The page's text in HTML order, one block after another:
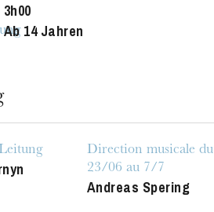
3h00
Ab 14 Jahren
Direction musicale du
23/06 au 7/7
Andreas Spering